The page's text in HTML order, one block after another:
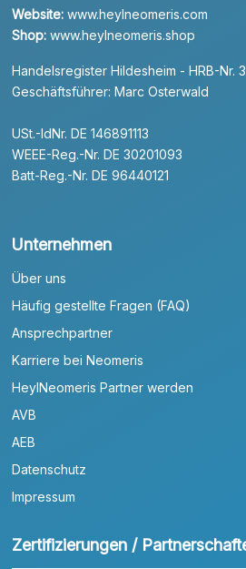
Website: www.heylneomeris.com
Shop: www.heylneomeris.shop
Handelsregister Hildesheim - HRB-Nr.
Geschäftsführer: Marc Osterwald
USt.-IdNr. DE 146891113
WEEE-Reg.-Nr. DE 30201093
Batt-Reg.-Nr. DE 96440121
Unternehmen
Über uns
Häufig gestellte Fragen (FAQ)
Ansprechpartner
Karriere bei Neomeris
HeylNeomeris Partner werden
AVB
AEB
Datenschutz
Impressum
Zertifizierungen /